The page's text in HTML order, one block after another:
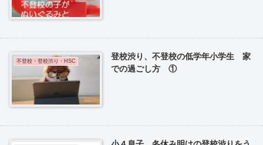
不登校・登校渋り・HSC
登校渋り、不登校の低学年小学生 家
での過ごし方 ①